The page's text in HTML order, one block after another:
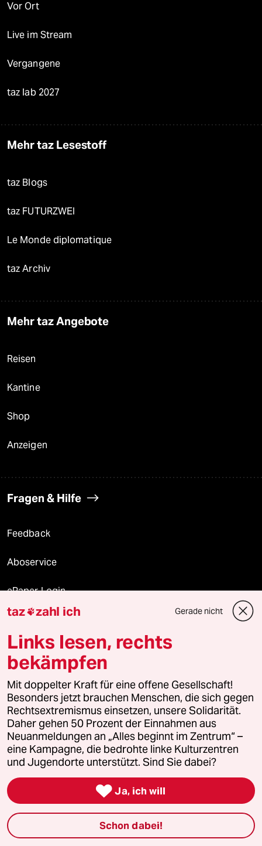
Vor Ort
Live im Stream
Vergangene
taz lab 2027
Mehr taz Lesestoff
taz Blogs
taz FUTURZWEI
Le Monde diplomatique
taz Archiv
Mehr taz Angebote
Reisen
Kantine
Shop
Anzeigen
Fragen & Hilfe
Feedback
Aboservice
ePaper Login
Downloads für Abonnierende
© 2026 taz Verlags und Vertriebs GmbH
Alle Rechte vorbehalten. Bei rechtlichen Fragen oder für Genehmigungen
wenden Sie sich bitte an
lizenzen@taz.de
Feedback Redaktionsstatut Kommune-Richtlinien
Leitlinie Informant Datenschutz Impressum AGB
Seitenwende Einwilligungen widerrufen (Ads)
taz zahl ich Gerade nicht
Links lesen, rechts
bekämpfen
Mit doppelter Kraft für eine offene Gesellschaft!
Besonders jetzt brauchen Menschen, die sich gegen
Rechtsextremismus einsetzen, unsere Solidarität.
Daher gehen 50 Prozent der Einnahmen aus
Neuanmeldungen an „Alles beginnt im Zentrum“ –
eine Kampagne, die bedrohte linke Kulturzentren
und Jugendorte unterstützt. Sind Sie dabei?
 Ja, ich will
Schon dabei!